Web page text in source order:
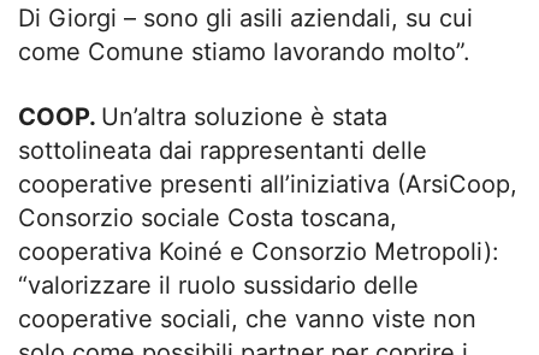
Di Giorgi – sono gli asili aziendali, su cui
come Comune stiamo lavorando molto”.
COOP. Un’altra soluzione è stata
sottolineata dai rappresentanti delle
cooperative presenti all’iniziativa (ArsiCoop,
Consorzio sociale Costa toscana,
cooperativa Koiné e Consorzio Metropoli):
“valorizzare il ruolo sussidario delle
cooperative sociali, che vanno viste non